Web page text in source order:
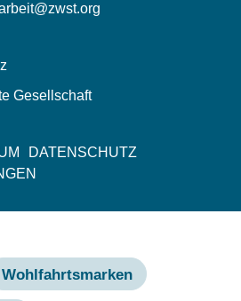
DATENSCHUTZ
Wohlfahrtsmarken